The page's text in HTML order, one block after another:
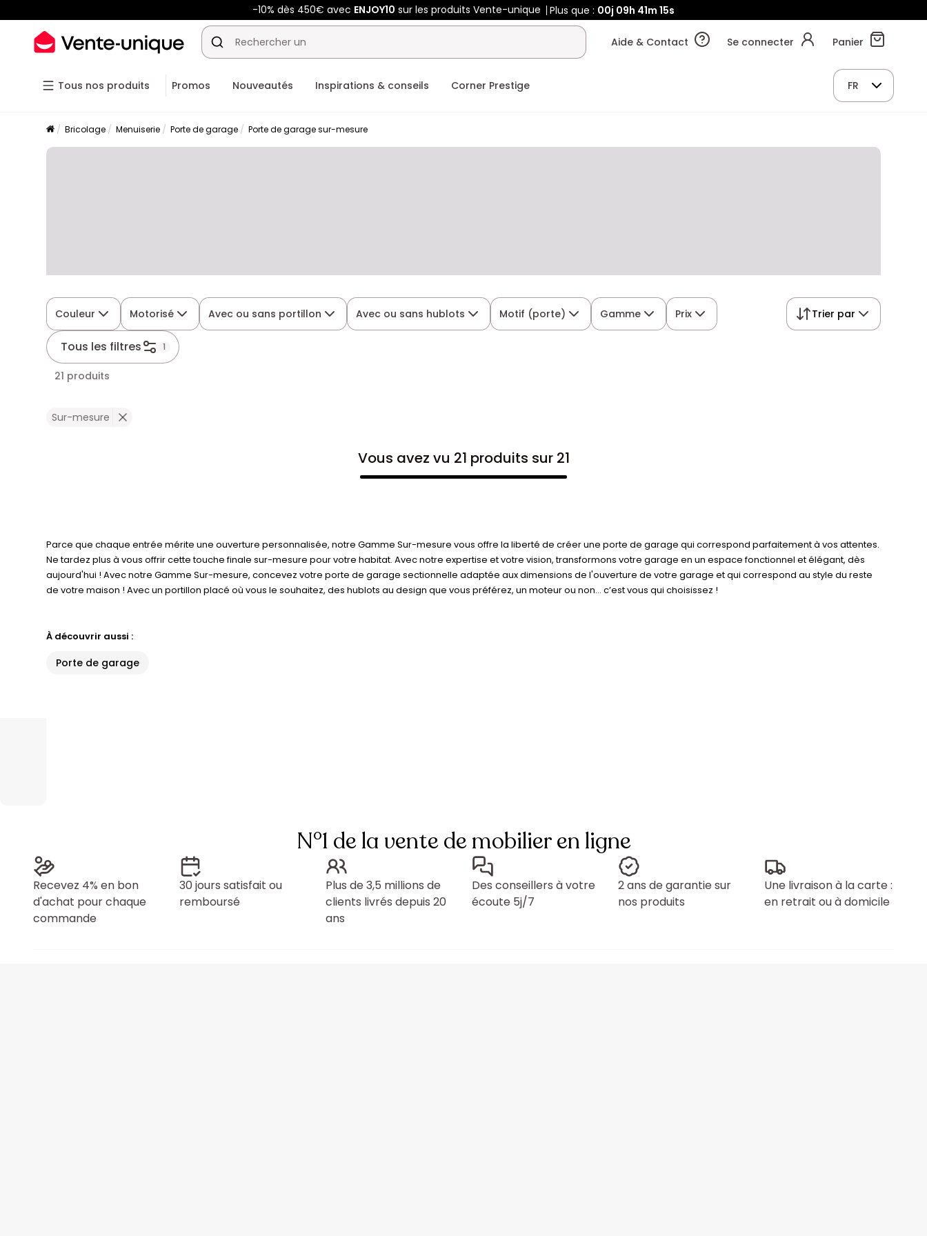
-10% dès 450€ avec ENJOY10 sur les produits Vente-unique Plus que : 00j 09h 41m 14s
Aide & Contact Se connecter Panier
Tous nos produits Promos Nouveautés Inspirations & conseils Corner Prestige FR
Bricolage Menuiserie Porte de garage Porte de garage sur-mesure
Couleur Motorisé Avec ou sans portillon Avec ou sans hublots Motif (porte) Gamme Prix
Tous les filtres 1
Trier par
21 produits
Sur-mesure
Vous avez vu 21 produits sur 21
Parce que chaque entrée mérite une ouverture personnalisée, notre Gamme Sur-mesure vous offre la liberté de créer une porte de garage qui correspond parfaitement à vos attentes.
Ne tardez plus à vous offrir cette touche finale sur-mesure pour votre habitat. Avec notre expertise et votre vision, transformons votre garage en un espace fonctionnel et élégant, dès
aujourd'hui ! Avec notre Gamme Sur-mesure, concevez votre porte de garage sectionnelle adaptée aux dimensions de l'ouverture de votre garage et qui correspond au style du reste
de votre maison ! Avec un portillon placé où vous le souhaitez, des hublots au design que vous préférez, un moteur ou non… c’est vous qui choisissez !
À découvrir aussi :
Porte de garage
N°1 de la vente de mobilier en ligne
Recevez 4% en bon
d'achat pour chaque
commande
30 jours satisfait ou
remboursé
Plus de 3,5 millions de
clients livrés depuis 20
ans
Des conseillers à votre
écoute 5j/7
2 ans de garantie sur
nos produits
Une livraison à la carte :
en retrait ou à domicile